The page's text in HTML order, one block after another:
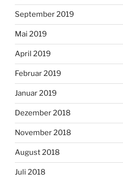
September 2019
Mai 2019
April 2019
Februar 2019
Januar 2019
Dezember 2018
November 2018
August 2018
Juli 2018